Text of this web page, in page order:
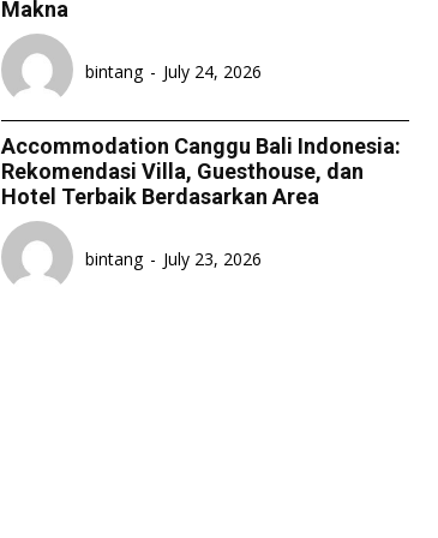
Makna
bintang - July 24, 2026
Accommodation Canggu Bali Indonesia:
Rekomendasi Villa, Guesthouse, dan
Hotel Terbaik Berdasarkan Area
bintang - July 23, 2026